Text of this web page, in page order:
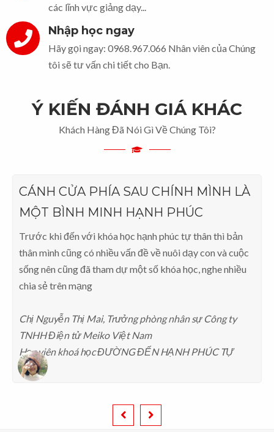
các lĩnh vực giảng dạy...
Nhập học ngay
Hãy gọi ngay: 0968.967.066 Nhân viên của Chúng
tôi sẽ tư vấn chi tiết cho Bạn.
Ý KIẾN ĐÁNH GIÁ KHÁC
Khách Hàng Đã Nói Gì Về Chúng Tôi?
CÁNH CỬA PHÍA SAU CHÍNH MÌNH LÀ
MỘT BÌNH MINH HẠNH PHÚC
Trước khi đến với khóa học hạnh phúc tự thân thì bản
thân mình cũng có nhiều vấn đề về nuôi dạy con và cuộc
sống nên cũng đã tham dự một số khóa học, nghe nhiều
chia sẻ trên mạng
Chị Nguyễn Thị Mai, Trưởng phòng nhân sự Công ty
TNHH Điện tử Meiko Việt Nam
Học viên khoá học ĐƯỜNG ĐẾN HẠNH PHÚC TỰ
THÂN